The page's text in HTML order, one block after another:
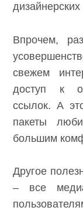
Впрочем,
свежем
доступ к
ссылок. А
пакеты
большим
Другое
– все